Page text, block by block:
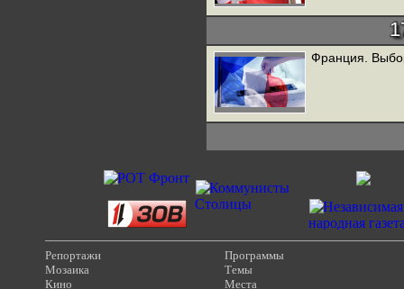
Франция.
Репортажи
Мозаика
Кино
Программы
Темы
Места